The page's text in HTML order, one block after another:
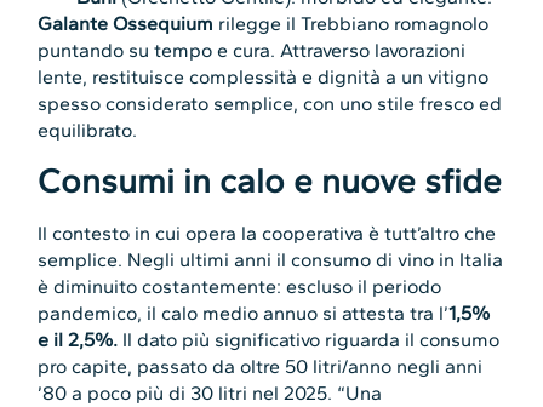
Galante Ossequium rilegge il Trebbiano romagnolo
puntando su tempo e cura. Attraverso lavorazioni
lente, restituisce complessità e dignità a un vitigno
spesso considerato semplice, con uno stile fresco ed
equilibrato.
Consumi in calo e nuove sfide
Il contesto in cui opera la cooperativa è tutt’altro che
semplice. Negli ultimi anni il consumo di vino in Italia
è diminuito costantemente: escluso il periodo
pandemico, il calo medio annuo si attesta tra l’1,5%
e il 2,5%. Il dato più significativo riguarda il consumo
pro capite, passato da oltre 50 litri/anno negli anni
’80 a poco più di 30 litri nel 2025. “Una